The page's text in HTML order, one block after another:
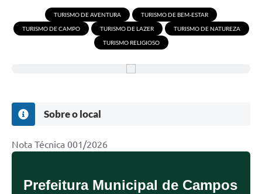
Secretarias
Mais
TURISMO DE AVENTURA
TURISMO DE BEM-ESTAR
TURISMO DE CAMPO
TURISMO DE LAZER
TURISMO DE NATUREZA
TURISMO RELIGIOSO
Sobre o local
Nota Técnica 001/2026
Prefeitura Municipal de Campos